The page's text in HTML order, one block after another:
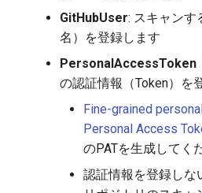
Well-Architected
GitHubUser: スキャンす
名）を登録します
PersonalAccessToken
の認証情報（Token）を
Fine-grained
Personal Access
のPATを生成してく
認証情報を登録しな